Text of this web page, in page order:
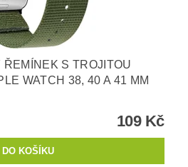
S TROJITOU
WATCH 38, 40 A 41 MM
109 Kč